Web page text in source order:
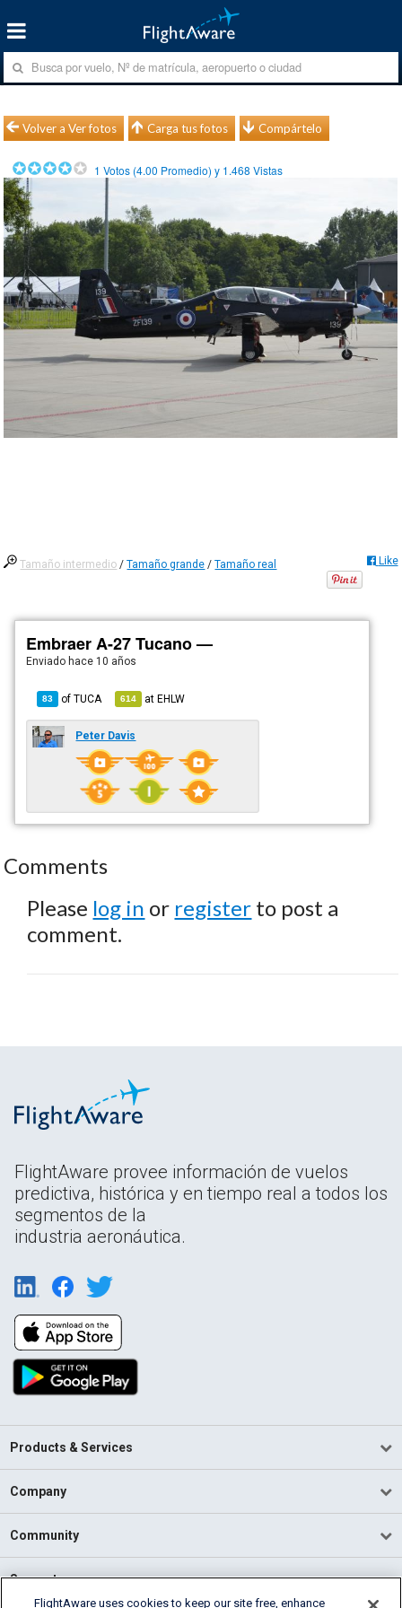
Volver a Ver fotos Carga tus fotos Compártelo
1 Votos (4.00 Promedio) y 1.468 Vistas
Tamaño intermedio /Tamaño grande /Tamaño real Like
Embraer A-27 Tucano —
Enviado hace 10 años
83 ofTUCA 614 atEHLW
Peter Davis
Comments
Please log in or register to post a
comment.
FlightAware provee información de vuelos
predictiva, histórica y en tiempo real a todos los
segmentos de la
industria aeronáutica.
Products & Services
Company
Community
Support
FlightAware uses cookies to keep our site free, enhance